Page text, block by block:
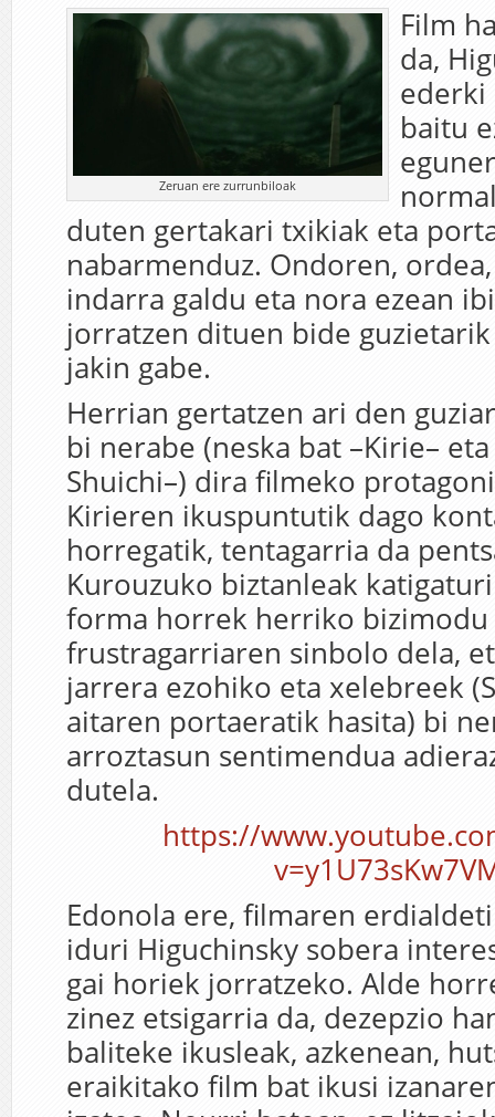
Zeruan ere zurrunbiloak
Film
da,
ederki
baitu
duten gertakari txikiak eta
nabarmenduz. Ondoren,
indarra galdu eta nora ezean
jorratzen dituen bide
jakin gabe.
Herrian gertatzen ari den
bi nerabe (neska bat –Kirie–
Shuichi–) dira filmeko
Kirieren ikuspuntutik dago
horregatik, tentagarria da
Kurouzuko biztanleak
forma horrek herriko bizimodu
frustragarriaren sinbolo dela,
jarrera ezohiko eta xelebreek
aitaren portaeratik hasita) bi
arroztasun sentimendua
dutela.
https://
Edonola ere, filmaren
iduri Higuchinsky sobera
gai horiek jorratzeko. Alde
zinez etsigarria da, dezepzio
baliteke ikusleak, azkenean,
eraikitako film bat ikusi